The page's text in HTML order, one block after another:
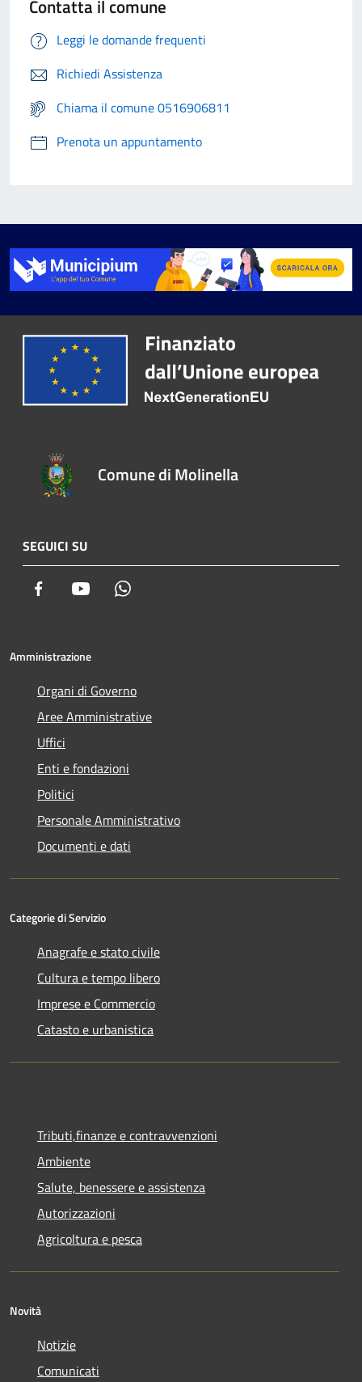
Contatta il comune
Leggi le domande frequenti
Richiedi Assistenza
Chiama il comune 0516906811
Prenota un appuntamento
Comune di Molinella
SEGUICI SU
Facebook Youtube
Amministrazione
Organi di Governo
Aree Amministrative
Uffici
Enti e fondazioni
Politici
Personale Amministrativo
Documenti e dati
Categorie di Servizio
Anagrafe e stato civile
Cultura e tempo libero
Imprese e Commercio
Catasto e urbanistica
Tributi,finanze e contravvenzioni
Ambiente
Salute, benessere e assistenza
Autorizzazioni
Agricoltura e pesca
Novità
Notizie
Comunicati